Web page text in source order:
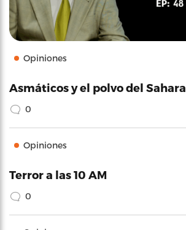
Opiniones
Asmáticos y el polvo del Sahara
0
Opiniones
Terror a las 10 AM
0